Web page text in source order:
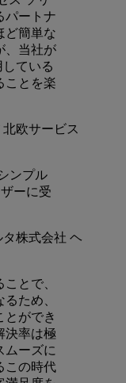
パートナ
ど簡単な
、当社が
している
ことを楽
北欧サービス
ンプル
ーに受
タ株式会社 ヘ
とで、
ため、
とができ
決率は極
ムーズに
この時代